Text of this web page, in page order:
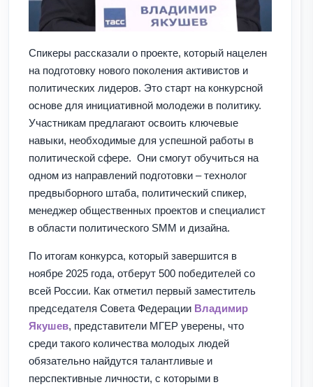
Спикеры рассказали о проекте, который нацелен
на подготовку нового поколения активистов и
политических лидеров. Это старт на конкурсной
основе для инициативной молодежи в политику.
Участникам предлагают освоить ключевые
навыки, необходимые для успешной работы в
политической сфере. Они смогут обучиться на
одном из направлений подготовки – технолог
предвыборного штаба, политический спикер,
менеджер общественных проектов и специалист
в области политического SMM и дизайна.
По итогам конкурса, который завершится в
ноябре 2025 года, отберут 500 победителей со
всей России. Как отметил первый заместитель
председателя Совета Федерации Владимир
Якушев, представители МГЕР уверены, что
среди такого количества молодых людей
обязательно найдутся талантливые и
перспективные личности, с которыми в